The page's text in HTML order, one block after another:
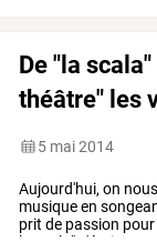
De "la
théâtre" les
5 mai 2014
Aujourd'hui, on nous
musiqueen
prit de passion pour
la
scala" c'était